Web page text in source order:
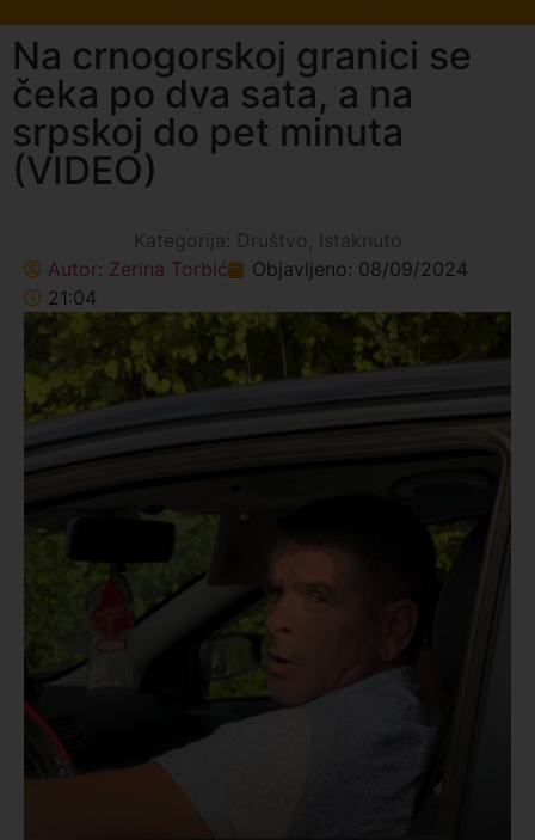
Na crnogorskoj granici se
čeka po dva sata, a na
srpskoj do pet minuta
(VIDEO)
Kategorija: Društvo , Istaknuto
Autor: Zerina Torbić Objavljeno: 08/09/2024
21:04